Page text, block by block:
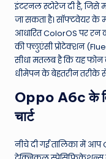
इंटरनल स्टोरेज दी है, जिसे
जा सकता है।सॉफ्टवेयर के
आधारित ColorOS पर रन
की फ्लुएंसी प्रोटेक्शन
सीधा मतलब है कि यह
धीमेपन के बेहतरीन तरीके
Oppo A6c के
चार्ट
नीचे दी गई तालिका में आप